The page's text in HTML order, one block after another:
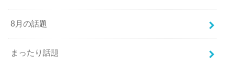
8月の話題
まったり話題